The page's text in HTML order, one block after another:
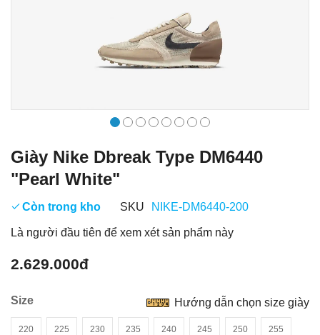
Giày Nike Dbreak Type DM6440
"Pearl White"
Còn trong kho SKU NIKE-DM6440-200
Là người đầu tiên để xem xét sản phẩm này
2.629.000đ
Size
220 225 230 235 240 245 250 255
Hướng dẫn chọn size giày